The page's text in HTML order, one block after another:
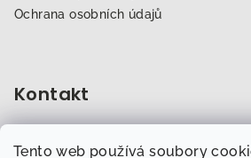
Tento web používá soubory
Ochrana osobních údajů
Kontakt
702 007 759